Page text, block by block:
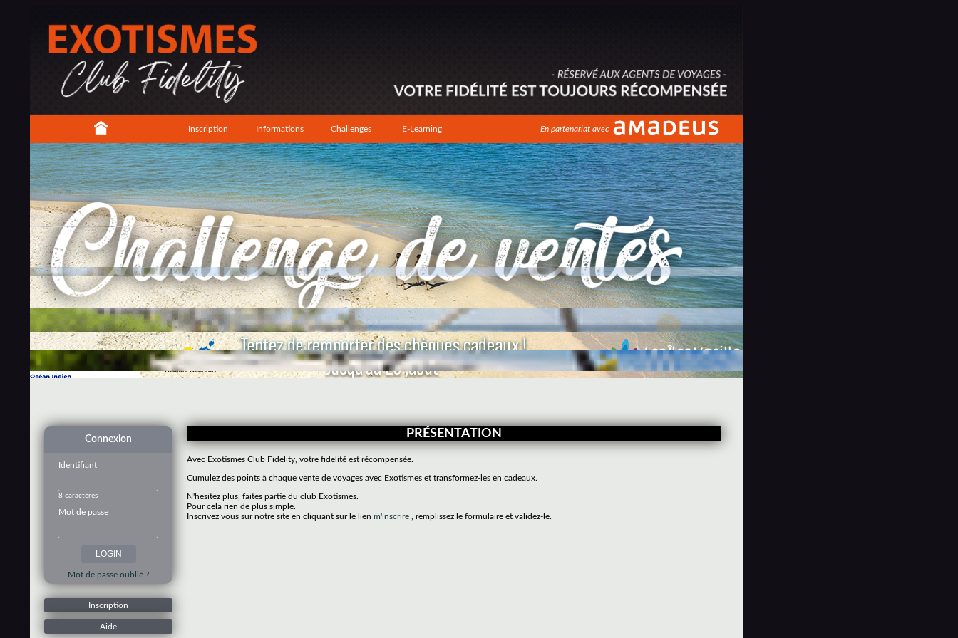
Inscription Informations Challenges E-Learning En partenariat avec
Connexion
Identifiant
8 caractères
Mot de passe
Mot de passe oublié ?
Inscription
Aide
PRÉSENTATION
Avec Exotismes Club Fidelity, votre fidelité est récompensée.
Cumulez des points à chaque vente de voyages avec Exotismes et transformez-les en cadeaux.
N'hesitez plus, faites partie du club Exotismes.
Pour cela rien de plus simple.
Inscrivez vous sur notre site en cliquant sur le lien m'inscrire , remplissez le formulaire et validez-le.